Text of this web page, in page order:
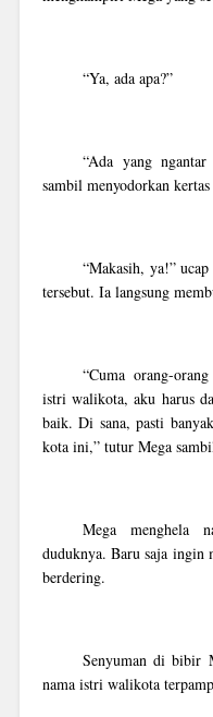
“Ya, ada apa?”
“Ada yang
sambil menyodorkan
“Makasih, ya!”
tersebut. Ia langsung
“Cuma orang-
istri walikota, aku harus
baik. Di sana, pasti
kota ini,” tutur Mega
Mega menghela
duduknya. Baru saja ingin
berdering.
Senyuman di bibir
nama istri walikota